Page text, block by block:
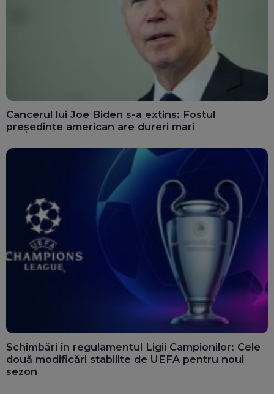
Cancerul lui Joe Biden s-a extins: Fostul
președinte american are dureri mari
Schimbări în regulamentul Ligii Campionilor: Cele
două modificări stabilite de UEFA pentru noul
sezon